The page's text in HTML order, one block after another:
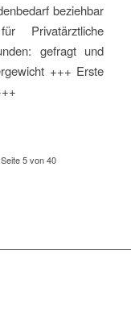
beziehbar
Privatärztliche
gefragt und
+++ Erste
Seite 5 von 40